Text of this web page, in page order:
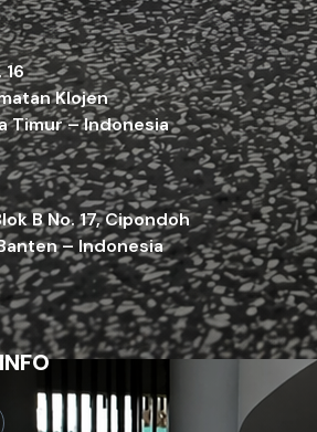
16
Klojen
Timur – Indonesia
B No. 17, Cipondoh
– Indonesia